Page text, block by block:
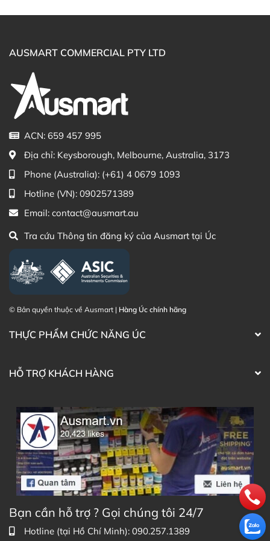
(Australia)
Điện thoại liên hệ đặt hàng:
Thạc sĩ Điều dưỡng & Cố vấn sản
phẩm Lily Huỳnh
AUSMART COMMERCIAL PTY LTD
ACN: 659 457 995
Địa chỉ: Keysborough, Melbourne, Australia, 3173
Phone (Australia): (+61) 4 0679 1093
Hotline (VN): 0902571389
Email: contact@ausmart.au
Tra cứu Thông tin đăng ký của Ausmart tại Úc
© Bản quyền thuộc về Ausmart | Hàng Úc chính hãng
THỰC PHẨM CHỨC NĂNG ÚC
HỖ TRỢ KHÁCH HÀNG
Bạn cần hỗ trợ ? Gọi chúng tôi 24/7
Hotline (tại Hồ Chí Minh): 090.257.1389